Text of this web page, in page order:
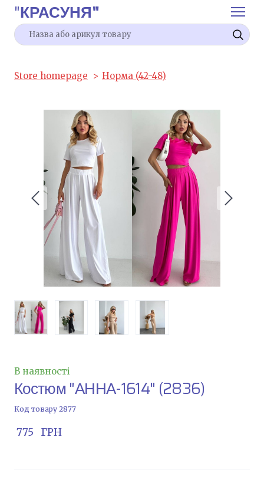
"КРАСУНЯ"
Store homepage Норма (42-48)
В наявності
Костюм "АННА-1614" (2836)
Код товару 2877
775   ГРН